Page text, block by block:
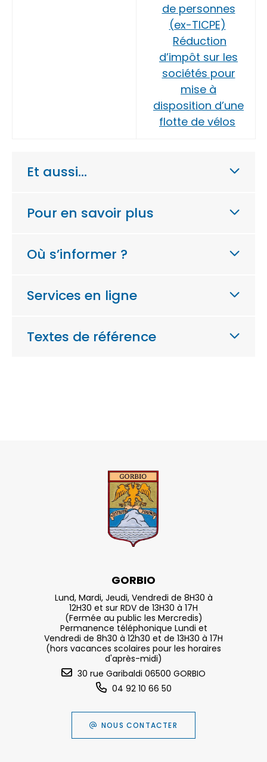
de personnes
(ex-TICPE)
Réduction
d’impôt sur les
sociétés pour
mise à
disposition d’une
flotte de vélos
Et aussi…
Pour en savoir plus
Où s’informer ?
Services en ligne
Textes de référence
GORBIO
Lund, Mardi, Jeudi, Vendredi de 8H30 à
12H30 et sur RDV de 13H30 à 17H
(Fermée au public les Mercredis)
Permanence téléphonique Lundi et
Vendredi de 8h30 à 12h30 et de 13H30 à 17H
(hors vacances scolaires pour les horaires
d'après-midi)
30 rue Garibaldi 06500 GORBIO
04 92 10 66 50
NOUS CONTACTER